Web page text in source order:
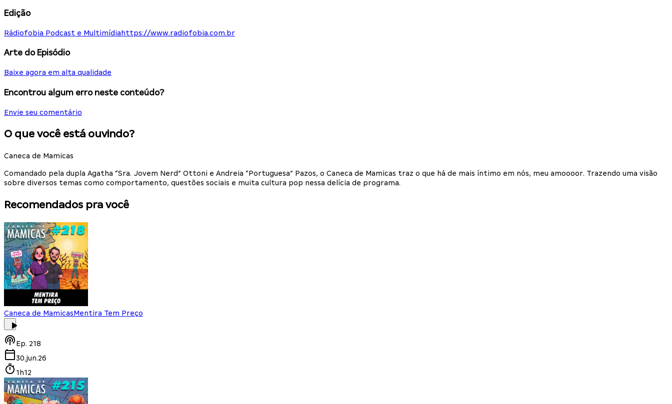
Edição
Rádiofobia Podcast e Multimídia https://www.radiofobia.com.br
Arte do Episódio
Baixe agora em alta qualidade
Encontrou algum erro neste conteúdo?
Envie seu comentário
O que você está ouvindo?
Caneca de Mamicas
Comandado pela dupla Agatha “Sra. Jovem Nerd” Ottoni e Andreia “Portuguesa” Pazos, o Caneca de Mamicas traz o que há de mais íntimo em nós, meu amoooor. Trazendo uma visão
sobre diversos temas como comportamento, questões sociais e muita cultura pop nessa delícia de programa.
Recomendados pra você
Caneca de MamicasMentira Tem Preço
Ep. 218
30.jun.26
1h12